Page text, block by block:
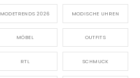
MODETRENDS 2026 MODISCHE UHREN
MÖBEL OUTFITS
RTL SCHMUCK